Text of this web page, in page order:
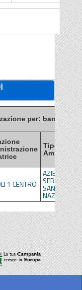
per: bandi,
Tipo di
1 CENTRO
AZIENDE DEL
SERVIZIO
SANITARIO
NAZIONALE